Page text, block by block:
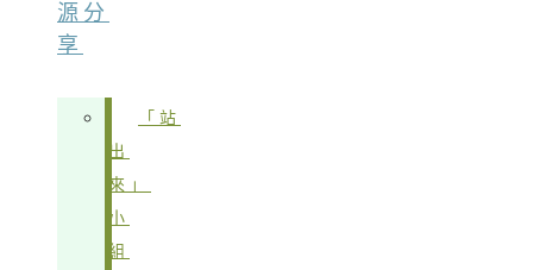
源分
享
「站
出
來」
小
組